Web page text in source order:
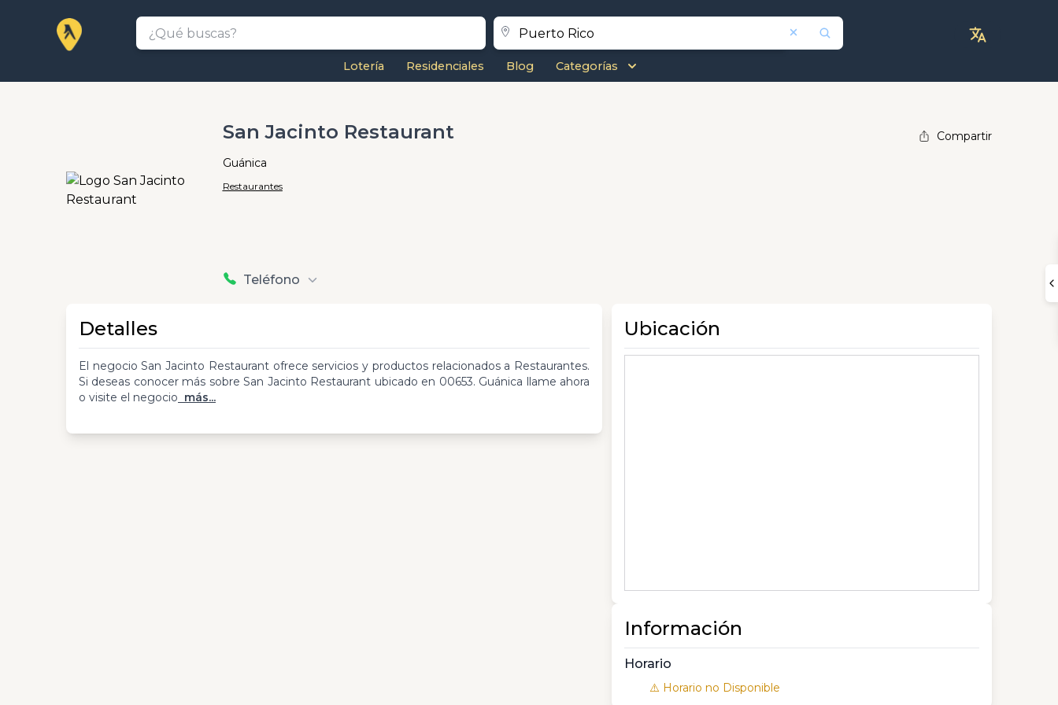
Lotería Residenciales Blog Categorías
San Jacinto Restaurant
Guánica
Restaurantes
Teléfono
Compartir
Detalles
El negocio San Jacinto Restaurant ofrece servicios y productos relacionados a Restaurantes.
Si deseas conocer más sobre San Jacinto Restaurant ubicado en 00653. Guánica llame ahora
o visite el negocio más...
Ubicación
Información
Horario
⚠️ Horario no Disponible